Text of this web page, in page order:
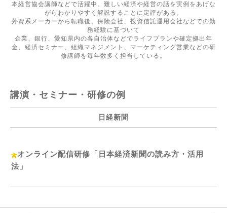
本経営協会講師などで活躍中。難しい経済や経営の話を実例をあげな
がらわかりやすく解説することに定評がある。
外資系メーカーから転職後、保険会社、投資信託運用会社などでの勤
務経験に基づいて
企業、銀行、愛知県内の各自治体などでライフプランや確定拠出年
金、経済セミナー、組織マネジメント、マーケティング営業などの研
修講師を毎年数多く担当している。
講演・セミナー・研修の例
日経新聞
オンライン配信研修「日本経済新聞の読み方・活用
法」